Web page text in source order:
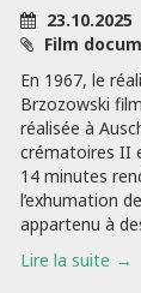
23.10.2025
Film
En 1967, le
Brzozowski
réalisée à
crématoires II
14 minutes
l’exhumation
appartenu à
Lire la suite